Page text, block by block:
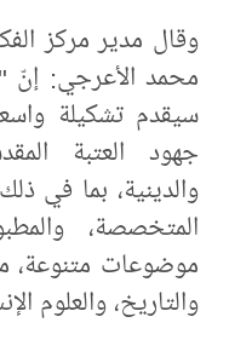
وقال مدير مركز
محمد الأعرجي: إنّ
سيقدم تشكيلة
جهود العتبة
والدينية، بما في
المتخصصة،
موضوعات متنوعة،
والتاريخ، والعلوم